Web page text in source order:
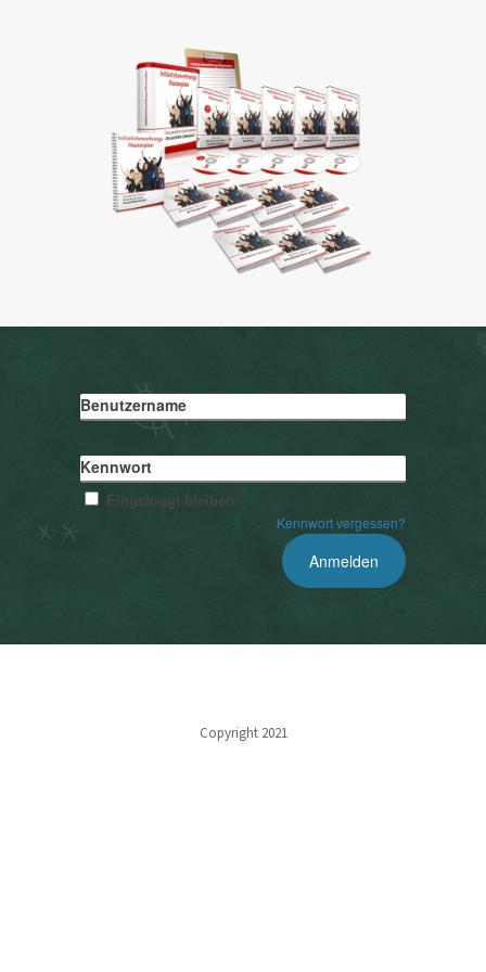
Benutzername
Kennwort
Eingeloggt bleiben
Kennwort vergessen?
Copyright 2021